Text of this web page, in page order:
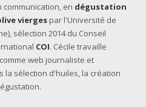
communication, en dégustation
vierges par l'Université de
sélection 2014 du Conseil
COI. Cécile travaille
web journaliste et
la sélection d'huiles, la création